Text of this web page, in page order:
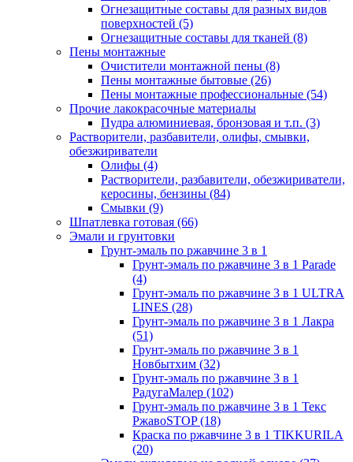
Огнезащитные составы для разных видов
поверхностей (5)
Огнезащитные составы для тканей (8)
Пены монтажные
Очистители монтажной пены (8)
Пены монтажные бытовые (26)
Пены монтажные профессиональные (54)
Прочие лакокрасочные материалы
Пудра алюминиевая, бронзовая и т.п. (3)
Растворители, разбавители, олифы, смывки,
обезжириватели
Олифы (4)
Растворители, разбавители, обезжириватели,
керосины, бензины (84)
Смывки (9)
Шпатлевка готовая (66)
Эмали и грунтовки
Грунт-эмаль по ржавчине 3 в 1
Грунт-эмаль по ржавчине 3 в 1 Parade
(4)
Грунт-эмаль по ржавчине 3 в 1 ULTRA
LINES (28)
Грунт-эмаль по ржавчине 3 в 1 Лакра
(51)
Грунт-эмаль по ржавчине 3 в 1
Новбытхим (32)
Грунт-эмаль по ржавчине 3 в 1
РадугаМалер (102)
Грунт-эмаль по ржавчине 3 в 1 Текс
РжавоSTOP(18)
Краска по ржавчине 3 в 1 TIKKURILA
(20)